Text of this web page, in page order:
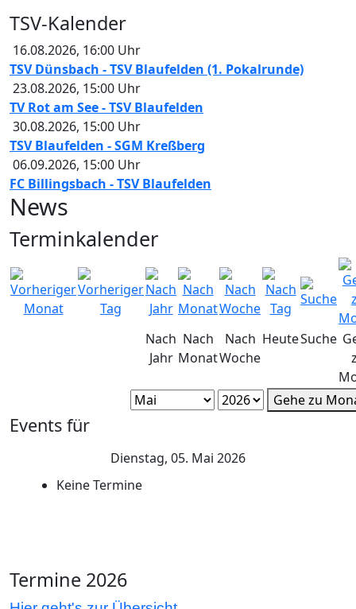
TSV-Kalender
16.08.2026, 16:00 Uhr
TSV Dünsbach - TSV Blaufelden (1. Pokalrunde)
23.08.2026, 15:00 Uhr
TV Rot am See - TSV Blaufelden
30.08.2026, 15:00 Uhr
TSV Blaufelden - SGM Kreßberg
06.09.2026, 15:00 Uhr
FC Billingsbach - TSV Blaufelden
News
Terminkalender
Nach
Jahr
Nach
Monat
Nach
Woche
HeuteSuche
Gehe zu
Events für
Dienstag, 05. Mai 2026
Keine Termine
Termine 2026